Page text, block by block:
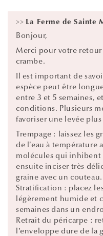
>> La Ferme de Sainte
Bonjour,
Merci pour votre retour
crambe.
Il est important de
espèce peut être
entre 3 et 5 semaines,
conditions. Plusieurs
favoriser une levée
Trempage : laissez les
de l’eau à
molécules qui inhibent
ensuite inciser très
graine avec un couteau.
Stratification : placez
légèrement humide et
semaines dans un
Retrait du péricarpe :
l’enveloppe dure de la